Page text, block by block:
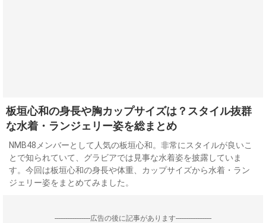
板垣心和の身長や胸カップサイズは？スタイル抜群
な水着・ランジェリー姿を総まとめ
NMB48メンバーとして人気の板垣心和。非常にスタイルが良いこ
とで知られていて、グラビアでは見事な水着姿を披露していま
す。今回は板垣心和の身長や体重、カップサイズから水着・ラン
ジェリー姿をまとめてみました。
--------------------広告の後に記事があります--------------------